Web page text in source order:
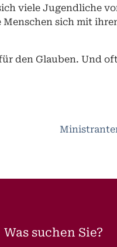
viele Jugendliche
sich mit
den Glauben. Und
Was suchen Sie?